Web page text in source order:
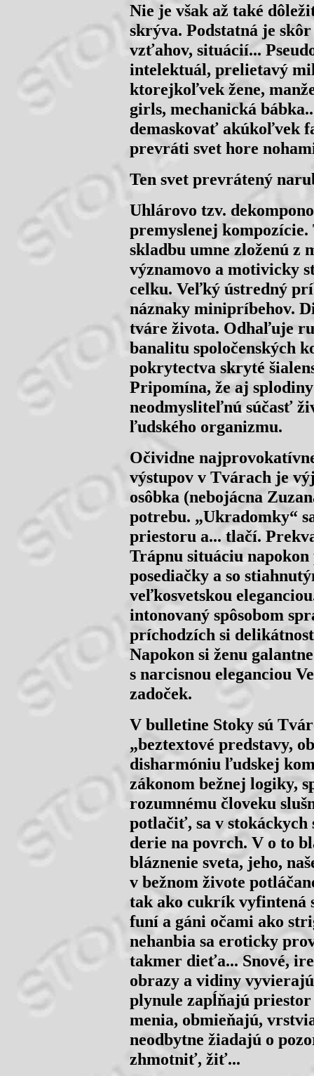
Nie je však až také
skrýva. Podstatná je
vzťahov, situácií...
intelektuál, prelietavý
ktorejkoľvek žene,
girls, mechanická
demaskovať akúkoľvek
prevráti svet hore
Ten svet prevrátený
Uhlárovo tzv.
premyslenej
skladbu umne zloženú z
významovo a motivicky
celku. Veľký ústredný
náznaky minipríbehov.
tváre života. Odhaľuje
banalitu spoločenských
pokrytectva skryté
Pripomína, že aj
neodmysliteľnú súčasť
ľudského organizmu.
Očividne
výstupov v Tvárach je
osôbka (nebojácna
potrebu. „Ukradomky“
priestoru a... tlačí.
Trápnu situáciu napokon
posediačky a so
veľkosvetskou
intonovaný spôsobom
príchodzích si
Napokon si ženu
s narcisnou eleganciou
zadoček.
V bulletine Stoky sú
„beztextové predstavy,
disharmóniu ľudskej
zákonom bežnej logiky,
rozumnému človeku
potlačiť, sa v stokáckych
derie na povrch. V o to
bláznenie sveta, jeho,
v bežnom živote
tak ako cukrík vyfintená
funí a gáni očami ako
nehanbia sa eroticky
takmer dieťa... Snové,
obrazy a vidiny
plynule zapĺňajú priestor
menia, obmieňajú,
neodbytne žiadajú o
zhmotniť, žiť...